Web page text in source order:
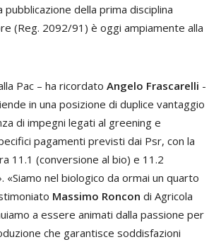
pubblicazione della prima disciplina
(Reg. 2092/91) è oggi ampiamente alla
Pac – ha ricordato Angelo Frascarelli -
in una posizione di duplice vantaggio
di impegni legati al greening e
pagamenti previsti dai Psr, con la
11.1 (conversione al bio) e 11.2
«Siamo nel biologico da ormai un quarto
Massimo Roncon di Agricola
a essere animati dalla passione per
che garantisce soddisfazioni